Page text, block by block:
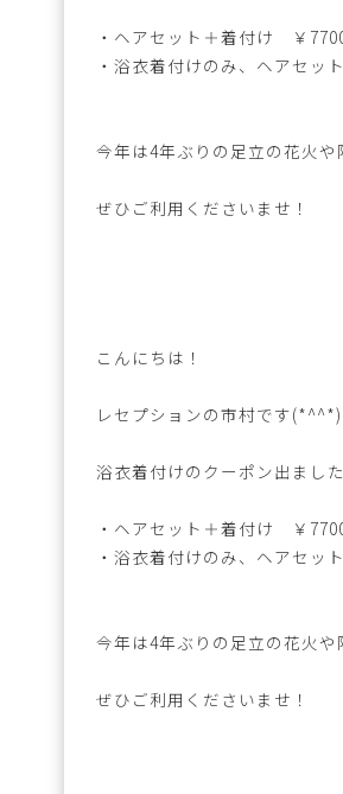
・ヘアセット＋着付け ￥
・浴衣着付けのみ、ヘアセ
今年は4年ぶりの足立の花火
ぜひご利用くださいませ！
こんにちは！
レセプションの市村です(*^^*)
浴衣着付けのクーポン出まし
・ヘアセット＋着付け ￥
・浴衣着付けのみ、ヘアセ
今年は4年ぶりの足立の花火
ぜひご利用くださいませ！